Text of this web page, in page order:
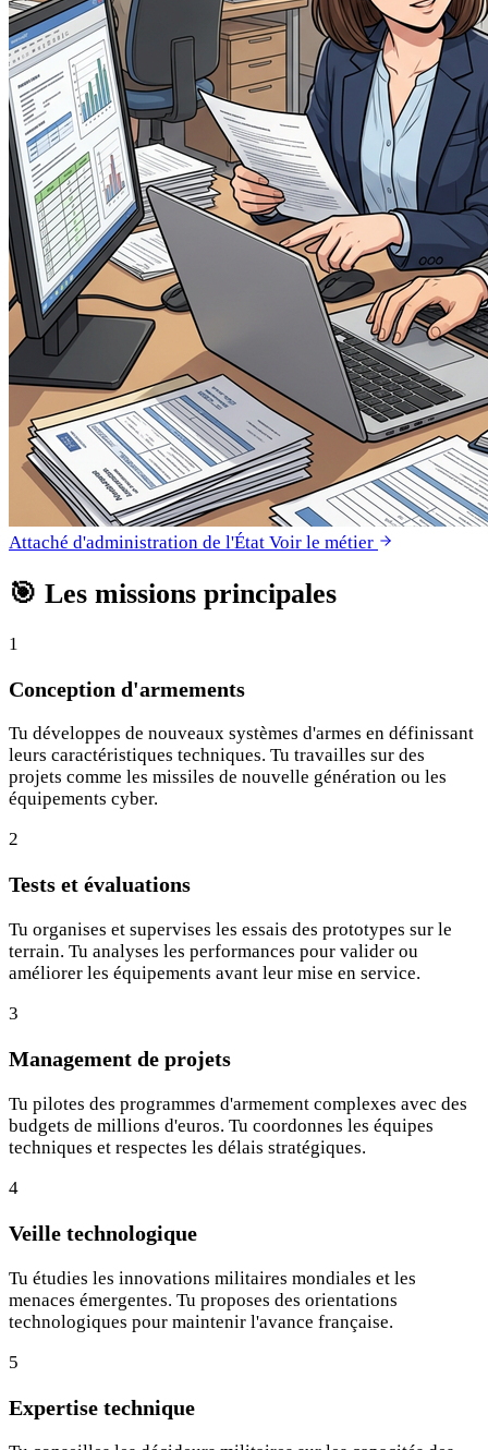
Attaché d'administration de l'État Voir le métier
🎯 Les missions principales
1
Conception d'armements
Tu développes de nouveaux systèmes d'armes en définissant
leurs caractéristiques techniques. Tu travailles sur des
projets comme les missiles de nouvelle génération ou les
équipements cyber.
2
Tests et évaluations
Tu organises et supervises les essais des prototypes sur le
terrain. Tu analyses les performances pour valider ou
améliorer les équipements avant leur mise en service.
3
Management de projets
Tu pilotes des programmes d'armement complexes avec des
budgets de millions d'euros. Tu coordonnes les équipes
techniques et respectes les délais stratégiques.
4
Veille technologique
Tu étudies les innovations militaires mondiales et les
menaces émergentes. Tu proposes des orientations
technologiques pour maintenir l'avance française.
5
Expertise technique